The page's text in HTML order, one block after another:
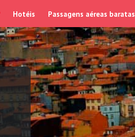
Hotéis Passagens aéreas baratas